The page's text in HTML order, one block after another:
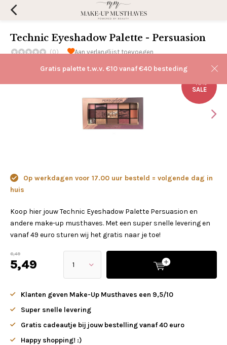
Gratis palette t.w.v. €10 vanaf €40 besteding
Technic Eyeshadow Palette - Persuasion
(0) Aan verlanglijst toevoegen
-15%
SALE
Op werkdagen voor 17.00 uur besteld = volgende dag in
huis
Koop hier jouw Technic Eyeshadow Palette Persuasion en
andere make-up musthaves. Met een super snelle levering en
vanaf 49 euro sturen wij het gratis naar je toe!
6,49
5,49
Klanten geven Make-Up Musthaves een 9,5/10
Super snelle levering
Gratis cadeautje bij jouw bestelling vanaf 40 euro
Happy shopping! :)